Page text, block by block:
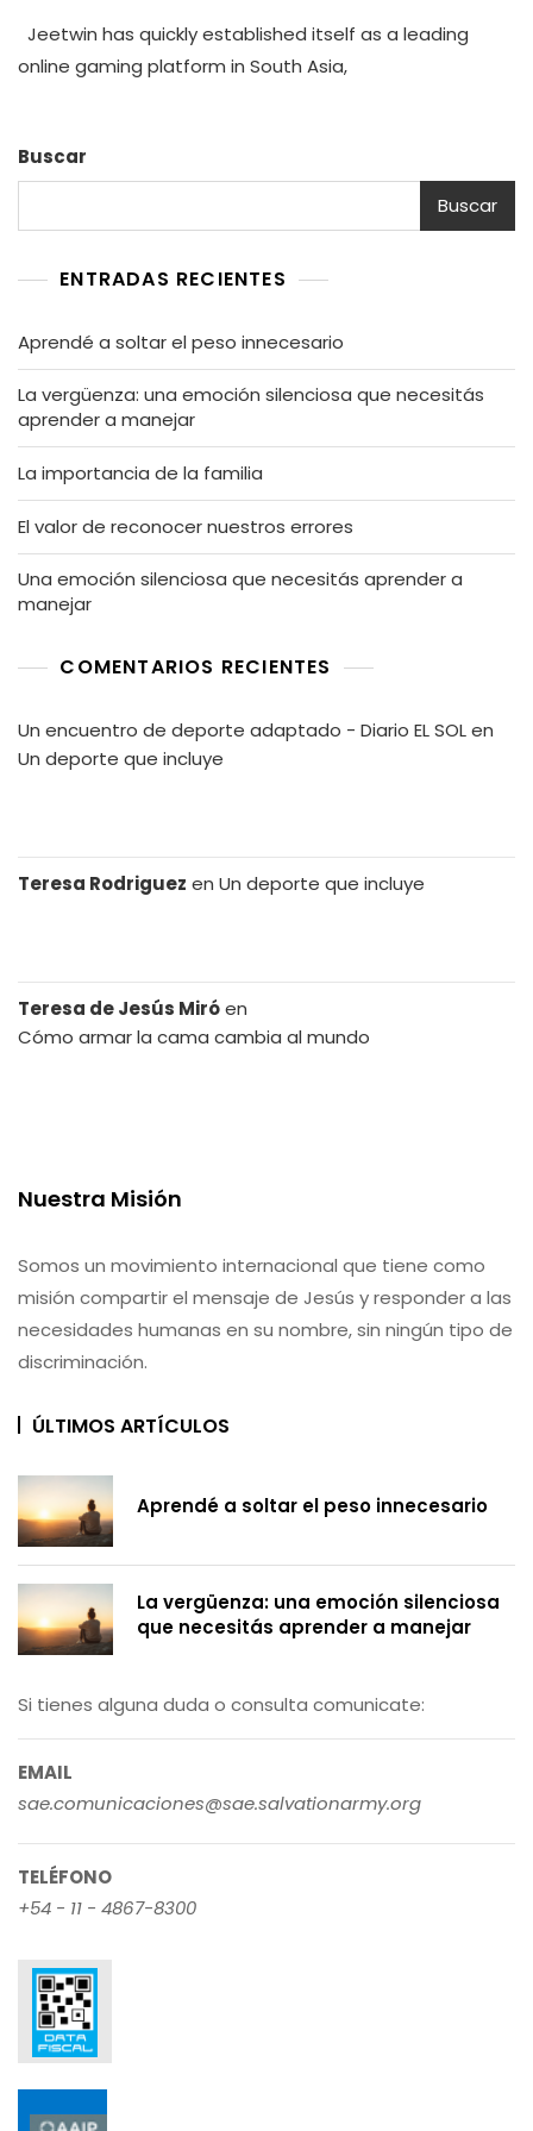
Jeetwin has quickly established itself as a leading
online gaming platform in South Asia,
Buscar
Buscar
ENTRADAS RECIENTES
Aprendé a soltar el peso innecesario
La vergüenza: una emoción silenciosa que necesitás
aprender a manejar
La importancia de la familia
El valor de reconocer nuestros errores
Una emoción silenciosa que necesitás aprender a
manejar
COMENTARIOS RECIENTES
Un encuentro de deporte adaptado - Diario EL SOLen
Un deporte que incluye
Teresa Rodriguez en Un deporte que incluye
Teresa de Jesús Miróen
Cómo armar la cama cambia al mundo
Nuestra Misión
Somos un movimiento internacional que tiene como
misión compartir el mensaje de Jesús y responder a las
necesidades humanas en su nombre, sin ningún tipo de
discriminación.
ÚLTIMOS ARTÍCULOS
Aprendé a soltar el peso innecesario
La vergüenza: una emoción silenciosa
que necesitás aprender a manejar
Si tienes alguna duda o consulta comunicate:
EMAIL
sae.comunicaciones@sae.salvationarmy.org
TELÉFONO
+54 - 11 - 4867-8300